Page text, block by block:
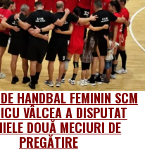
HANDBAL FEMININ SCM
VÂLCEA A DISPUTAT
DOUĂ MECIURI DE
PREGĂTIRE